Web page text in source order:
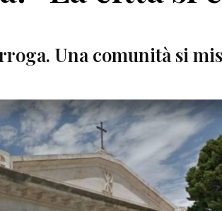
Una comunità si